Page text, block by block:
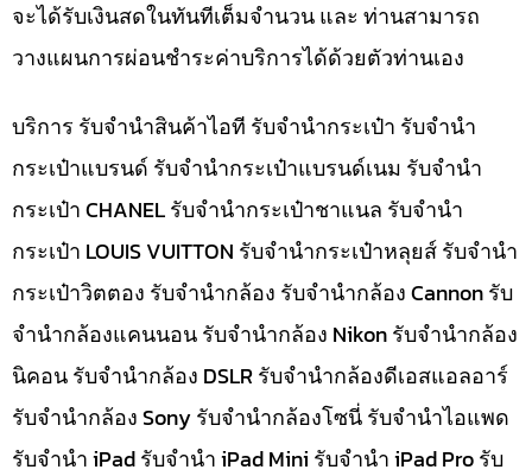
จะได้รับเงินสดในทันทีเต็มจำนวน และ ท่านสามารถ
วางแผนการผ่อนชำระค่าบริการได้ด้วยตัวท่านเอง
บริการ รับจำนำสินค้าไอที รับจำนำกระเป๋า รับจำนำ
กระเป๋าแบรนด์ รับจำนำกระเป๋าแบรนด์เนม รับจำนำ
กระเป๋า CHANEL รับจำนำกระเป๋าชาแนล รับจำนำ
กระเป๋า LOUIS VUITTON รับจำนำกระเป๋าหลุยส์ รับจำนำ
กระเป๋าวิตตอง รับจำนำกล้อง รับจำนำกล้อง Cannon รับ
จำนำกล้องแคนนอน รับจำนำกล้อง Nikon รับจำนำกล้อง
นิคอน รับจำนำกล้อง DSLR รับจำนำกล้องดีเอสแอลอาร์
รับจำนำกล้อง Sony รับจำนำกล้องโซนี่ รับจำนำไอแพด
รับจำนำ iPad รับจำนำ iPad Mini รับจำนำ iPad Pro รับ